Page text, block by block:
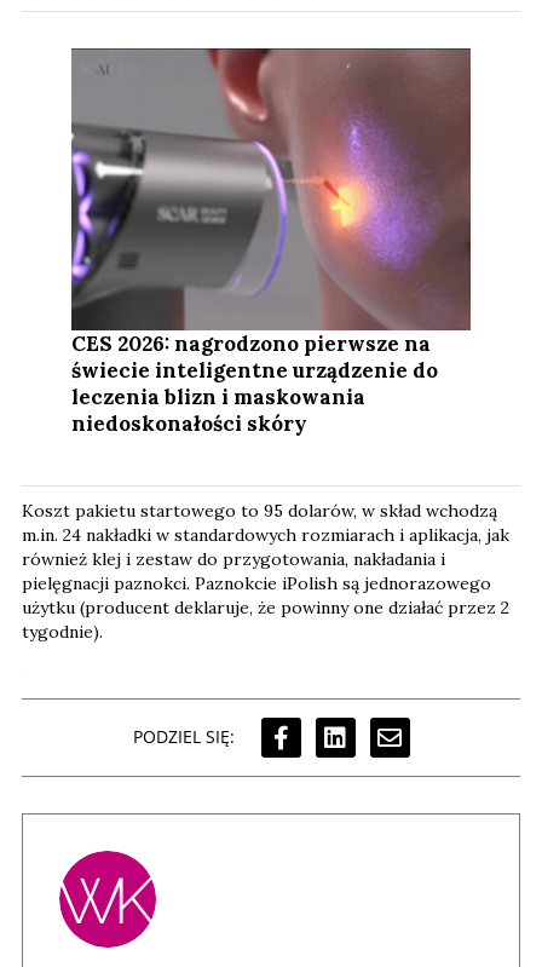
CES 2026: nagrodzono pierwsze na
świecie inteligentne urządzenie do
leczenia blizn i maskowania
niedoskonałości skóry
Koszt pakietu startowego to 95 dolarów, w skład wchodzą
m.in. 24 nakładki w standardowych rozmiarach i aplikacja, jak
również klej i zestaw do przygotowania, nakładania i
pielęgnacji paznokci. Paznokcie iPolish są jednorazowego
użytku (producent deklaruje, że powinny one działać przez 2
tygodnie).
PODZIEL SIĘ: